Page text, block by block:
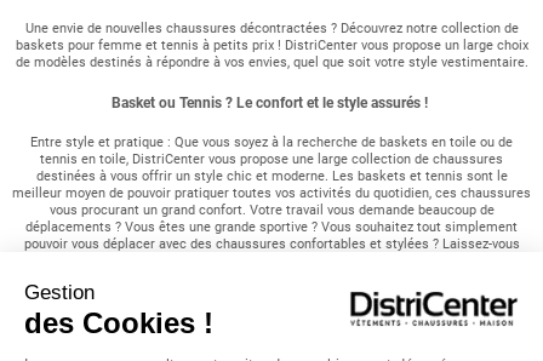
Gestion
des Cookies !
Une envie de nouvelles chaussures décontractées ? Découvrez notre collection de
baskets pour femme et tennis à petits prix ! DistriCenter vous propose un large choix
de modèles destinés à répondre à vos envies, quel que soit votre style vestimentaire.
Basket ou Tennis ? Le confort et le style assurés !
Entre style et pratique : Que vous soyez à la recherche de baskets en toile ou de
tennis en toile, DistriCenter vous propose une large collection de chaussures
destinées à vous offrir un style chic et moderne. Les baskets et tennis sont le
meilleur moyen de pouvoir pratiquer toutes vos activités du quotidien, ces chaussures
vous procurant un grand confort. Votre travail vous demande beaucoup de
déplacements ? Vous êtes une grande sportive ? Vous souhaitez tout simplement
pouvoir vous déplacer avec des chaussures confortables et stylées ? Laissez-vous
être mariés à toutes vos tenues vestimentaires. Un large choix de baskets pour
femme : Vous êtes amatrice de couleurs vives ? Vous êtes au contraire à la
recherche d'une paire de chaussures plus discrète ? DistriCenter vous propose de